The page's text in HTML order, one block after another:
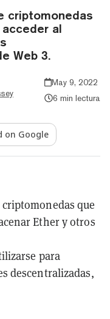
criptomonedas
al
Web 3.
May 9, 2022
6 min lectura
on Google
que
Ether y otros
para
descentralizadas,